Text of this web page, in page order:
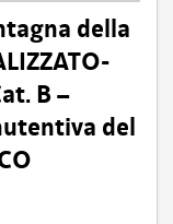
della
B –
del